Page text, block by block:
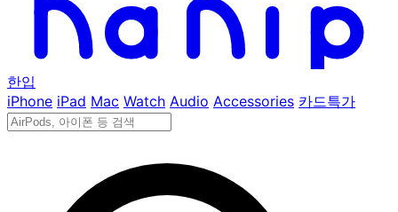
한입
iPhone iPad Mac Watch Audio Accessories 카드특가